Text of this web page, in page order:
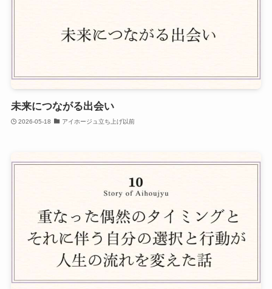
未来につながる出会い
2026-05-18 アイホージュ立ち上げ以前